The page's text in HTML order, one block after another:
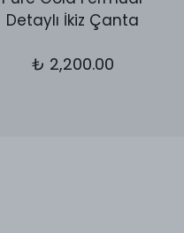
Detaylı İkiz Çanta
₺ 2,200.00